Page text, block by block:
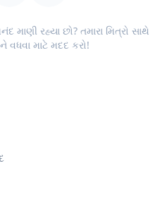
રહ્યા છો? તમારા મિત્રો સાથે
માટે મદદ કરો!